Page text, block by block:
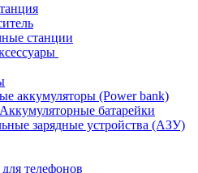
станции
аккумуляторы (Power bank)
батарейки
зарядные устройства (АЗУ)
телефонов